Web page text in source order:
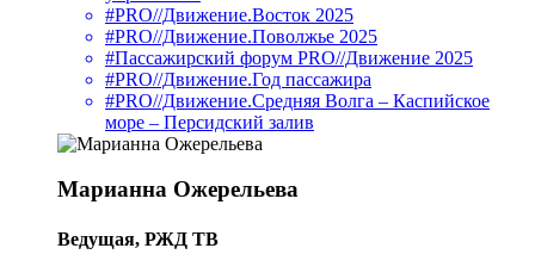
#PRO//Движение.Восток 2025
#PRO//Движение.Поволжье 2025
#Пассажирский форум PRO//Движение 2025
#PRO//Движение.Год пассажира
#PRO//Движение.Средняя Волга – Каспийское
море – Персидский залив
Марианна Ожерельева
Ведущая, РЖД ТВ